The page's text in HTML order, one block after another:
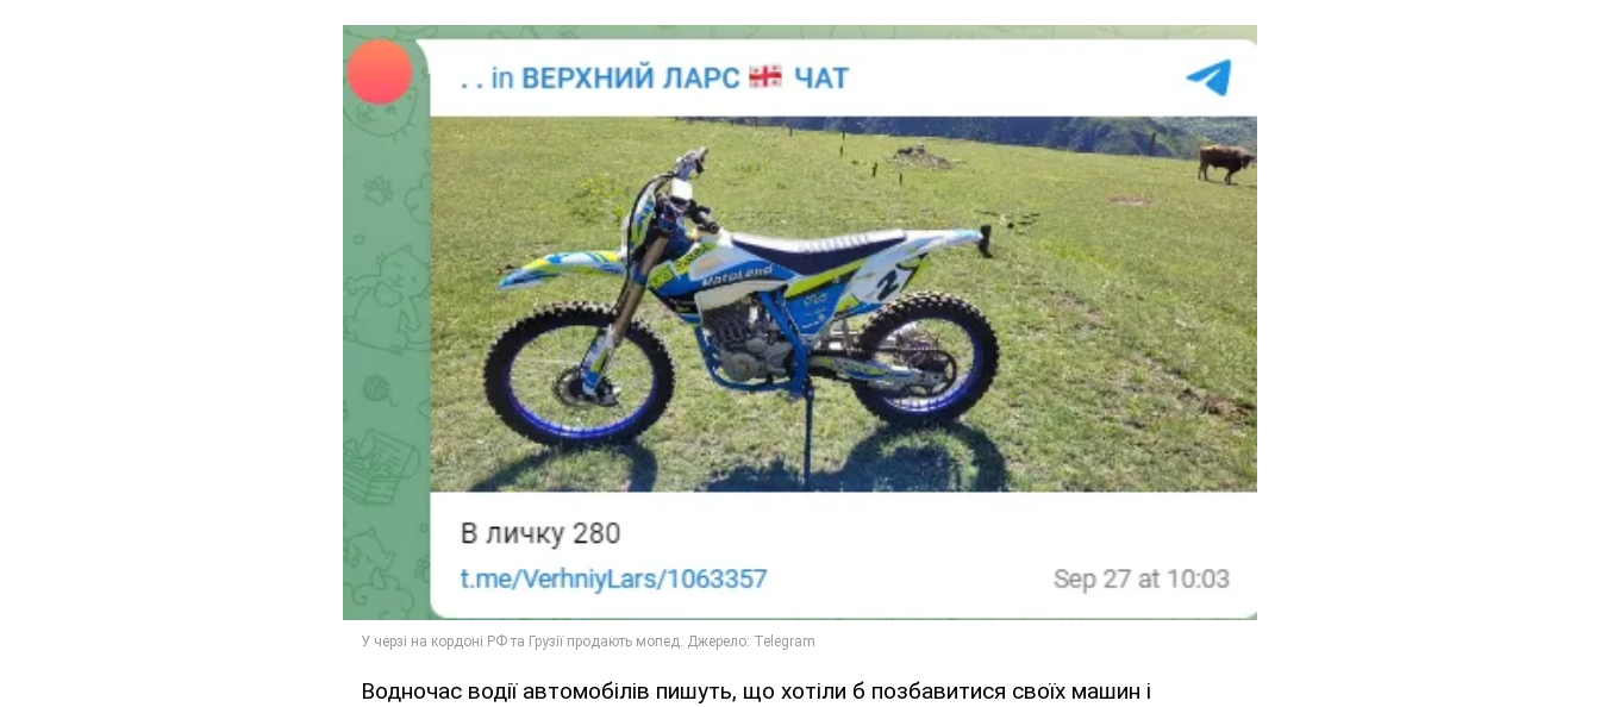
Водночас водії автомобілів пишуть, що хотіли б позбавитися своїх машин і